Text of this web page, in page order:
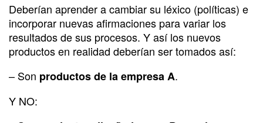
Deberían aprender a cambiar su léxico (políticas) e
incorporar nuevas afirmaciones para variar los
resultados de sus procesos. Y así los nuevos
productos en realidad deberían ser tomados así:
– Son productos de la empresa A.
Y NO: